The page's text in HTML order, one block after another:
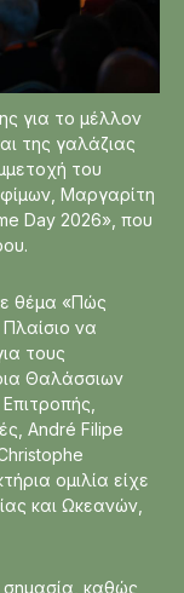
για το μέλλον
της γαλάζιας
του
Μαργαρίτη
Day 2026», που
θέμα «Πώς
να
τους
Θαλάσσιων
André Filipe
ομιλία είχε
και Ωκεανών,
σημασία, καθώς